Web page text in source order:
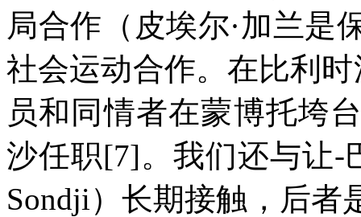
局合作（皮埃尔·加兰是
社会运动合作。在比利
员和同情者在蒙博托垮
沙任职[7]。我们还与让-
Sondji）长期接触，后者